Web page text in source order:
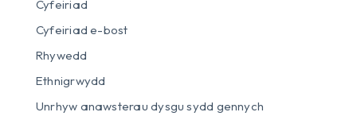
Cyfeiriad
Cyfeiriad e-bost
Rhywedd
Ethnigrwydd
Unrhyw anawsterau dysgu sydd gennych